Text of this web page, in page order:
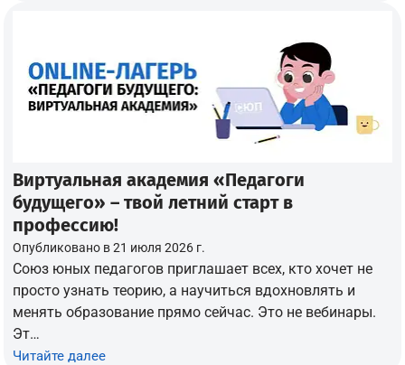
Виртуальная академия «Педагоги
будущего» – твой летний старт в
профессию!
Опубликовано в21 июля 2026 г.
Союз юных педагогов приглашает всех, кто хочет не
просто узнать теорию, а научиться вдохновлять и
менять образование прямо сейчас. Это не вебинары.
Эт…
Читайте далее